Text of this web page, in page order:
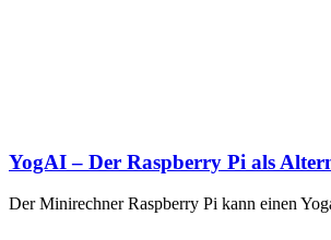
YogAI – Der Raspberry Pi als
Der Minirechner Raspberry Pi kann einen